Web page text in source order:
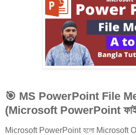
🎯 MS PowerPoint File
(Microsoft PowerPoint ফাইল
Microsoft PowerPoint হলো Microsoft